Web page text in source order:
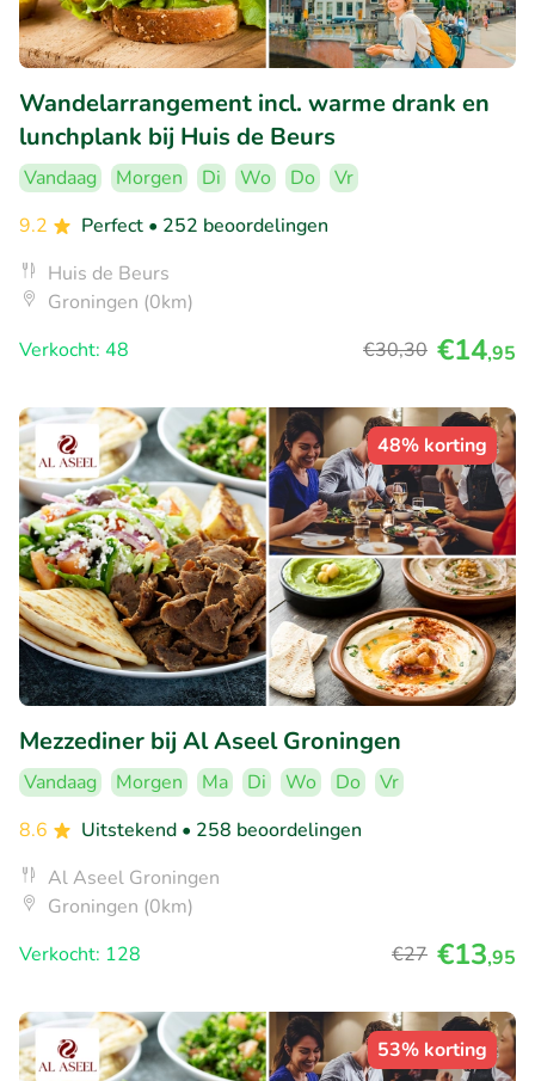
Wandelarrangement incl. warme drank en
lunchplank bij Huis de Beurs
Vandaag Morgen Di Wo Do
Vr
9.2
Perfect • 252 beoordelingen
Huis de Beurs
Groningen (0km)
Verkocht: 48
€30,30 €14,95
48% korting
Mezzediner bij Al Aseel Groningen
Vandaag Morgen Ma Di Wo Do
Vr
8.6
Uitstekend • 258 beoordelingen
Al Aseel Groningen
Groningen (0km)
Verkocht: 128
€27 €13,95
53% korting